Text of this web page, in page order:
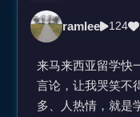
ramlee 124
来马来西亚留学快
言论，让我哭笑不
多、人热情，就是